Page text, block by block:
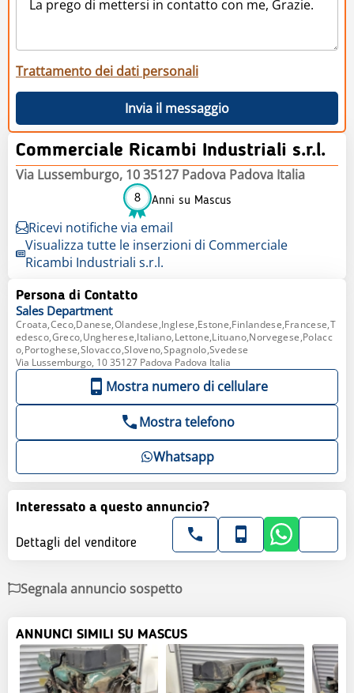
Trattamento dei dati personali
Invia il messaggio
Commerciale Ricambi Industriali s.r.l.
Via Lussemburgo, 10 35127 Padova Padova Italia
8 Anni su Mascus
Ricevi notifiche via email
Visualizza tutte le inserzioni di Commerciale
Ricambi Industriali s.r.l.
Persona di Contatto
Sales Department
Croata,Ceco,Danese,Olandese,Inglese,Estone,Finlandese,Francese,T
edesco,Greco,Ungherese,Italiano,Lettone,Lituano,Norvegese,Polacc
o,Portoghese,Slovacco,Sloveno,Spagnolo,Svedese
Via Lussemburgo, 10 35127 Padova Padova Italia
Mostra numero di cellulare
Mostra telefono
Whatsapp
Interessato a questo annuncio?
Dettagli del venditore
Segnala annuncio sospetto
ANNUNCI SIMILI SU MASCUS